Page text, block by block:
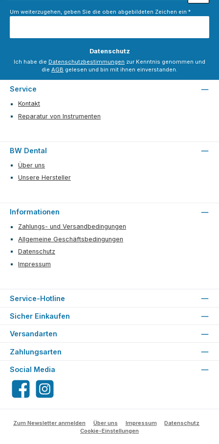
Um weiterzugehen, geben Sie die oben abgebildeten Zeichen ein *
Datenschutz
Ich habe die Datenschutzbestimmungen zur Kenntnis genommen und
die AGB gelesen und bin mit ihnen einverstanden.
Service
Kontakt
Reparatur von Instrumenten
BW Dental
Über uns
Unsere Hersteller
Informationen
Zahlungs- und Versandbedingungen
Allgemeine Geschäftsbedingungen
Datenschutz
Impressum
Service-Hotline
Sicher Einkaufen
Versandarten
Zahlungsarten
Social Media
FacebookInstagram
Zum Newsletter anmelden Über uns Impressum
Datenschutz
Cookie-Einstellungen